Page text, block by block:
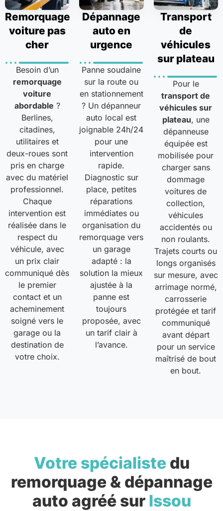
Remorquage
voiture pas
cher
Besoin d’un
remorquage
voiture
abordable ?
Berlines,
citadines,
utilitaires et
deux-roues sont
pris en charge
avec du matériel
professionnel.
Chaque
intervention est
réalisée dans le
respect du
véhicule, avec
un prix clair
communiqué dès
le premier
contact et un
acheminement
soigné vers le
garage ou la
destination de
votre choix.
Dépannage
auto en
urgence
Panne soudaine
sur la route ou
en stationnement
? Un dépanneur
auto local est
joignable 24h/24
pour une
intervention
rapide.
Diagnostic sur
place, petites
réparations
immédiates ou
organisation du
remorquage vers
un garage
adapté : la
solution la mieux
ajustée à la
panne est
toujours
proposée, avec
un tarif clair à
l’avance.
Transport
de
véhicules
sur plateau
Pour le
transport de
véhicules sur
plateau, une
dépanneuse
équipée est
mobilisée pour
charger sans
dommage
voitures de
collection,
véhicules
accidentés ou
non roulants.
Trajets courts ou
longs organisés
sur mesure, avec
arrimage normé,
carrosserie
protégée et tarif
communiqué
avant départ
pour un service
maîtrisé de bout
en bout.
Votre spécialistedu
remorquage & dépannage
auto agréé sur Issou